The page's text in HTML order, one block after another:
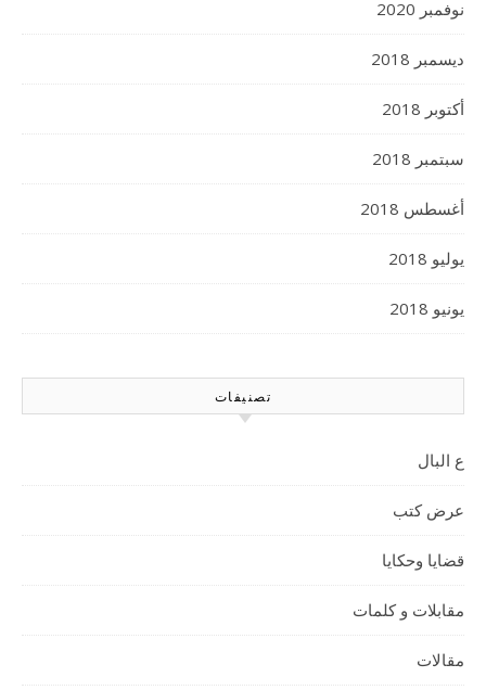
نوفمبر 2020
ديسمبر 2018
أكتوبر 2018
سبتمبر 2018
أغسطس 2018
يوليو 2018
يونيو 2018
تصنيفات
ع البال
عرض كتب
قضايا وحكايا
مقابلات و كلمات
مقالات